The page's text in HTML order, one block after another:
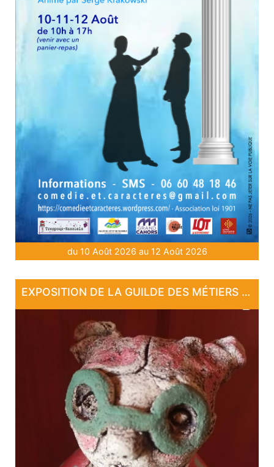
du 10 Août 2026 au 12 Août 2026
EXPOSITION DE LA GUILDE DES MÉTIERS D'ARTS